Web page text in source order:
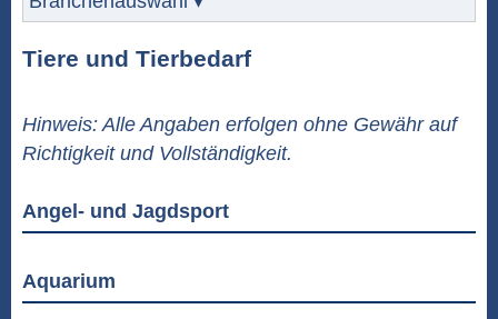
Tiere und Tierbedarf
Hinweis: Alle Angaben erfolgen ohne Gewähr auf
Richtigkeit und Vollständigkeit.
Angel- und Jagdsport
Aquarium